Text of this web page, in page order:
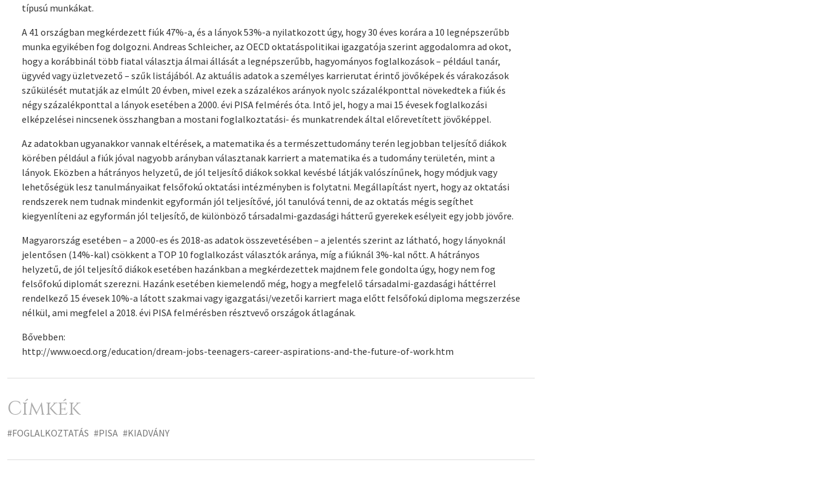
típusú munkákat.
A 41 országban megkérdezett fiúk 47%-a, és a lányok 53%-a nyilatkozott úgy, hogy 30 éves korára a 10 legnépszerűbb
munka egyikében fog dolgozni. Andreas Schleicher, az OECD oktatáspolitikai igazgatója szerint aggodalomra ad okot,
hogy a korábbinál több fiatal választja álmai állását a legnépszerűbb, hagyományos foglalkozások – például tanár,
ügyvéd vagy üzletvezető – szűk listájából. Az aktuális adatok a személyes karrierutat érintő jövőképek és várakozások
szűkülését mutatják az elmúlt 20 évben, mivel ezek a százalékos arányok nyolc százalékponttal növekedtek a fiúk és
négy százalékponttal a lányok esetében a 2000. évi PISA felmérés óta. Intő jel, hogy a mai 15 évesek foglalkozási
elképzelései nincsenek összhangban a mostani foglalkoztatási- és munkatrendek által előrevetített jövőképpel.
Az adatokban ugyanakkor vannak eltérések, a matematika és a természettudomány terén legjobban teljesítő diákok
körében például a fiúk jóval nagyobb arányban választanak karriert a matematika és a tudomány területén, mint a
lányok. Eközben a hátrányos helyzetű, de jól teljesítő diákok sokkal kevésbé látják valószínűnek, hogy módjuk vagy
lehetőségük lesz tanulmányaikat felsőfokú oktatási intézményben is folytatni. Megállapítást nyert, hogy az oktatási
rendszerek nem tudnak mindenkit egyformán jól teljesítővé, jól tanulóvá tenni, de az oktatás mégis segíthet
kiegyenlíteni az egyformán jól teljesítő, de különböző társadalmi-gazdasági hátterű gyerekek esélyeit egy jobb jövőre.
Magyarország esetében – a 2000-es és 2018-as adatok összevetésében – a jelentés szerint az látható, hogy lányoknál
jelentősen (14%-kal) csökkent a TOP 10 foglalkozást választók aránya, míg a fiúknál 3%-kal nőtt. A hátrányos
helyzetű, de jól teljesítő diákok esetében hazánkban a megkérdezettek majdnem fele gondolta úgy, hogy nem fog
felsőfokú diplomát szerezni. Hazánk esetében kiemelendő még, hogy a megfelelő társadalmi-gazdasági háttérrel
rendelkező 15 évesek 10%-a látott szakmai vagy igazgatási/vezetői karriert maga előtt felsőfokú diploma megszerzése
nélkül, ami megfelel a 2018. évi PISA felmérésben résztvevő országok átlagának.
Bővebben:
http://www.oecd.org/education/dream-jobs-teenagers-career-aspirations-and-the-future-of-work.htm
Címkék
#FOGLALKOZTATÁS #PISA #KIADVÁNY